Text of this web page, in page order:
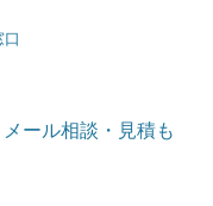
ール相談・見積も